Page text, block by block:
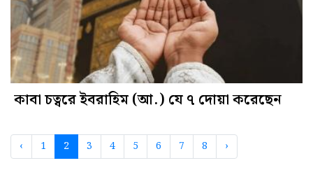
কাবা চত্বরে ইবরাহিম (আ.) যে ৭ দোয়া করেছেন
‹ 1 2 3 4 5 6 7 8 ›